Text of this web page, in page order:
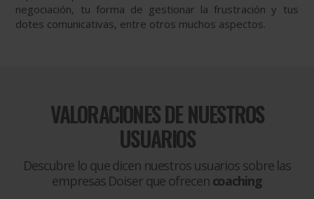
negociación, tu forma de gestionar la frustración y tus
dotes comunicativas, entre otros muchos aspectos.
VALORACIONES DE NUESTROS
USUARIOS
Descubre lo que dicen nuestros usuarios sobre las
empresas Doiser que ofrecen coaching